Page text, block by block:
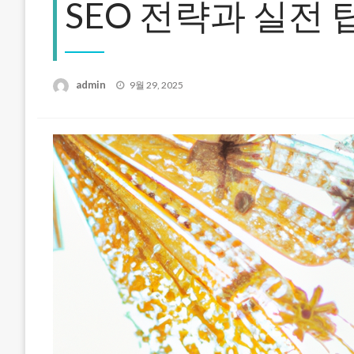
SEO 전략과 실전
admin
Posted
9월 29, 2025